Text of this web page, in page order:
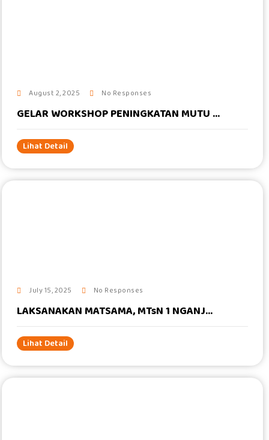
August 2, 2025 No Responses
GELAR WORKSHOP PENINGKATAN MUTU ...
Lihat Detail
July 15, 2025 No Responses
LAKSANAKAN MATSAMA, MTsN 1 NGANJ...
Lihat Detail